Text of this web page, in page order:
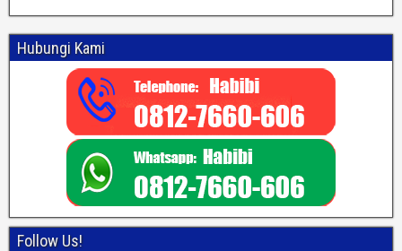
Hubungi Kami
Follow Us!